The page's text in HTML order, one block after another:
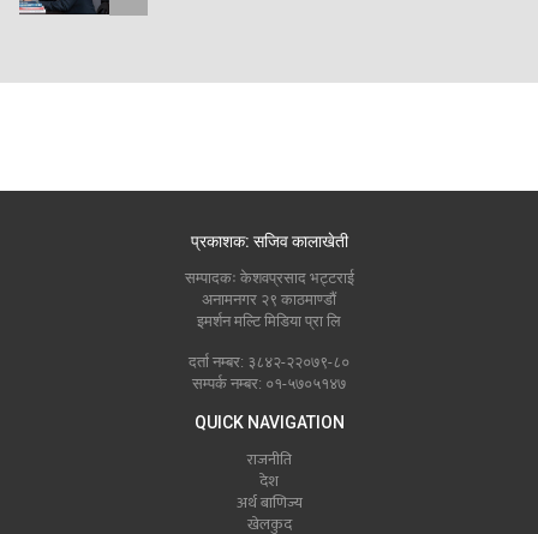
प्रकाशक: सजिव कालाखेती
सम्पादकः केशवप्रसाद भट्टराई
अनामनगर २९ काठमाण्डौं
इमर्शन मल्टि मिडिया प्रा लि
दर्ता नम्बर: ३८४२-२२०७९-८०
सम्पर्क नम्बर: ०१-५७०५१४७
QUICK NAVIGATION
राजनीति
देश
अर्थ बाणिज्य
खेलकुद